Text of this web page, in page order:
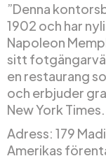
”Denna
1902 och har
Napoleon
sitt
en restaurang
och erbjuder
New York Times.
Adress: 179
Amerikas